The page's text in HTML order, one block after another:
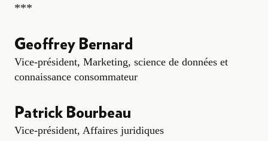
***
Geoffrey Bernard
Vice-président, Marketing, science de données et
connaissance consommateur
Patrick Bourbeau
Vice-président, Affaires juridiques